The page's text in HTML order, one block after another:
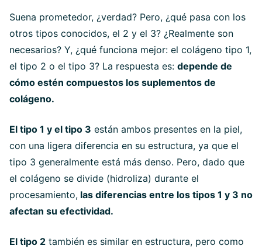
Suena prometedor, ¿verdad? Pero, ¿qué pasa con los
otros tipos conocidos, el 2 y el 3? ¿Realmente son
necesarios? Y, ¿qué funciona mejor: el colágeno tipo 1,
el tipo 2 o el tipo 3? La respuesta es: depende de
cómo estén compuestos los suplementos de
colágeno.
El tipo 1 y el tipo 3 están ambos presentes en la piel,
con una ligera diferencia en su estructura, ya que el
tipo 3 generalmente está más denso. Pero, dado que
el colágeno se divide (hidroliza) durante el
procesamiento, las diferencias entre los tipos 1 y 3 no
afectan su efectividad.
El tipo 2 también es similar en estructura, pero como